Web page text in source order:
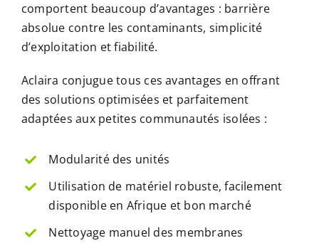
comportent beaucoup d’avantages : barrière
absolue contre les contaminants, simplicité
d’exploitation et fiabilité.
Aclaira conjugue tous ces avantages en offrant
des solutions optimisées et parfaitement
adaptées aux petites communautés isolées :
Modularité des unités
Utilisation de matériel robuste, facilement
disponible en Afrique et bon marché
Nettoyage manuel des membranes